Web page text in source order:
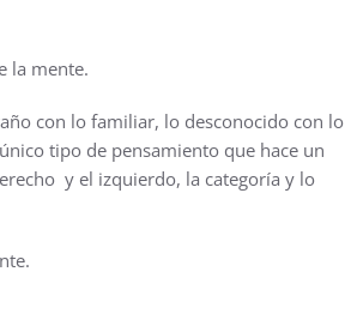
la mente.
con lo familiar, lo desconocido con lo
tipo de pensamiento que hace un
y el izquierdo, la categoría y lo